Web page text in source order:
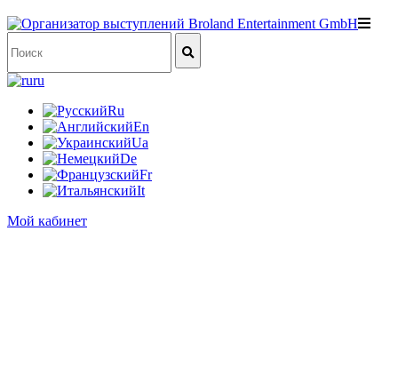
ru
Ru
En
Ua
De
Fr
It
Мой кабинет